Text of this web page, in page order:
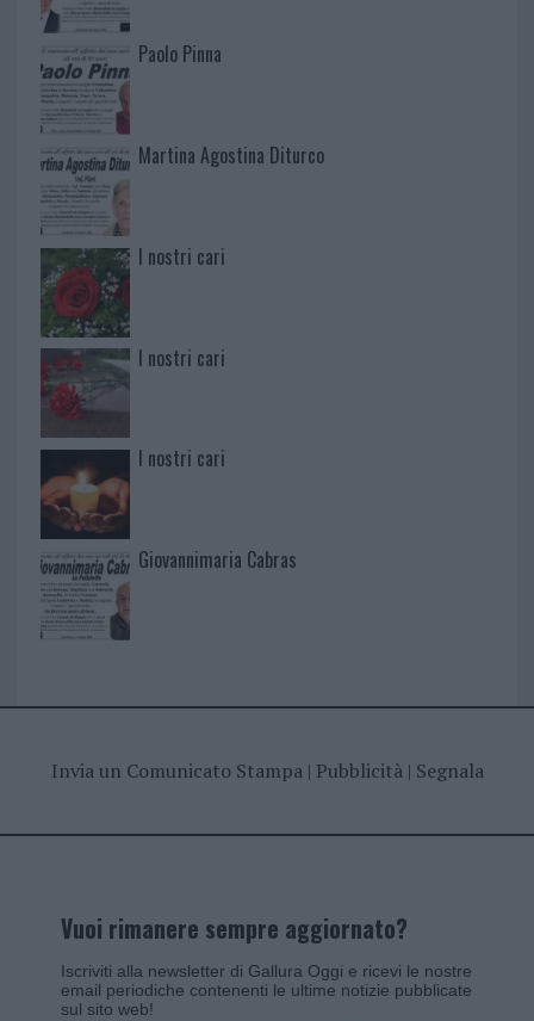
Paolo Pinna
Martina Agostina Diturco
I nostri cari
I nostri cari
I nostri cari
Giovannimaria Cabras
Invia un Comunicato Stampa| Pubblicità| Segnala
Vuoi rimanere sempre aggiornato?
Iscriviti alla newsletter di Gallura Oggi e ricevi le nostre
email periodiche contenenti le ultime notizie pubblicate
sul sito web!